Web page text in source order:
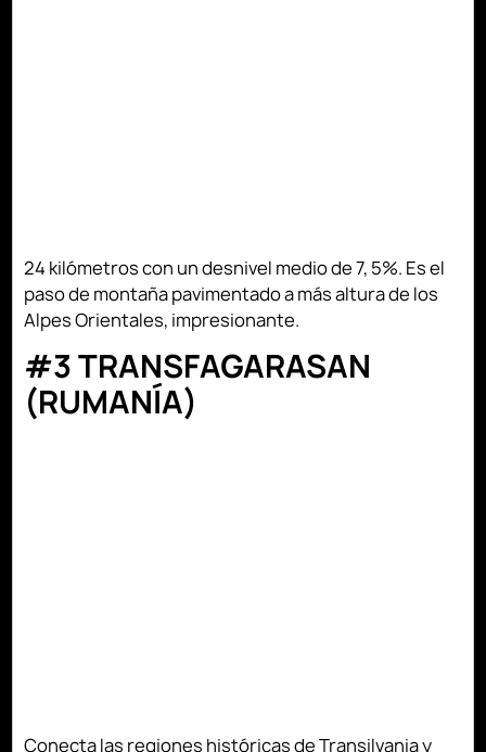
24 kilómetros con un desnivel medio de 7, 5%. Es el
paso de montaña pavimentado a más altura de los
Alpes Orientales, impresionante.
#3 TRANSFAGARASAN
(RUMANÍA)
Conecta las regiones históricas de Transilvania y